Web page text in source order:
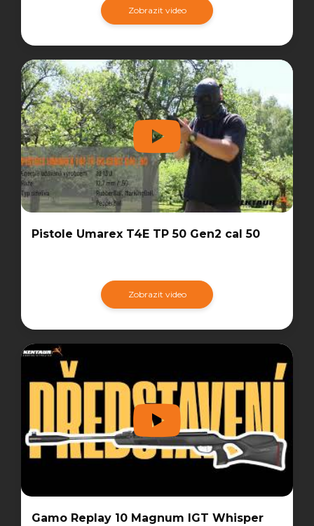
Zobrazit video
Pistole Umarex T4E TP 50 Gen2 cal 50
Zobrazit video
Gamo Replay 10 Magnum IGT Whisper